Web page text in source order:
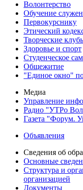
Волонтерство
Обучение
Первокурснику
Этический
Творческие
Здоровье и спорт
Студенческое
Общежитие
"Единое окно"
Медиа
Управление
Радио "УТРо
Газета "Форум.
Объявления
Сведения об
Основные
Структура и
организацией
Документы